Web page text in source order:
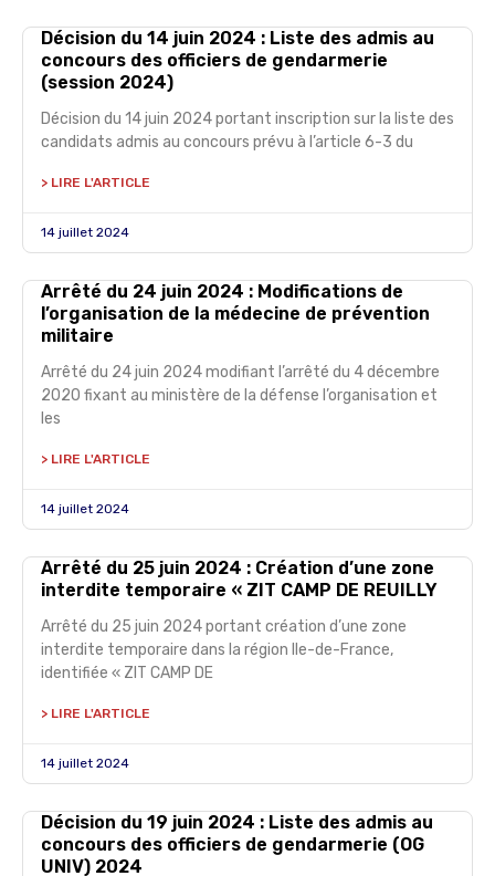
Décision du 14 juin 2024 : Liste des admis au
concours des officiers de gendarmerie
(session 2024)
Décision du 14 juin 2024 portant inscription sur la liste des
candidats admis au concours prévu à l’article 6-3 du
> LIRE L'ARTICLE
14 juillet 2024
Arrêté du 24 juin 2024 : Modifications de
l’organisation de la médecine de prévention
militaire
Arrêté du 24 juin 2024 modifiant l’arrêté du 4 décembre
2020 fixant au ministère de la défense l’organisation et
les
> LIRE L'ARTICLE
14 juillet 2024
Arrêté du 25 juin 2024 : Création d’une zone
interdite temporaire « ZIT CAMP DE REUILLY
Arrêté du 25 juin 2024 portant création d’une zone
interdite temporaire dans la région Ile-de-France,
identifiée « ZIT CAMP DE
> LIRE L'ARTICLE
14 juillet 2024
Décision du 19 juin 2024 : Liste des admis au
concours des officiers de gendarmerie (OG
UNIV) 2024